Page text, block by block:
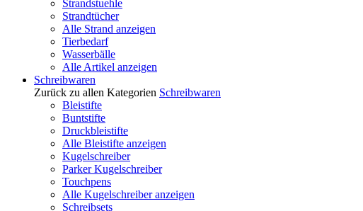
Strandstuehle
Strandtücher
Alle Strand anzeigen
Tierbedarf
Wasserbälle
Alle Artikel anzeigen
Schreibwaren
Zurück zu allen Kategorien Schreibwaren
Bleistifte
Buntstifte
Druckbleistifte
Alle Bleistifte anzeigen
Kugelschreiber
Parker Kugelschreiber
Touchpens
Alle Kugelschreiber anzeigen
Schreibsets